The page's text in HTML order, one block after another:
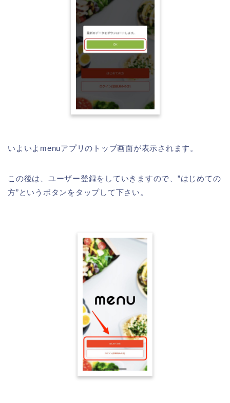
いよいよmenuアプリのトップ画面が表示されます。
この後は、ユーザー登録をしていきますので、”はじめての
方”というボタンをタップして下さい。